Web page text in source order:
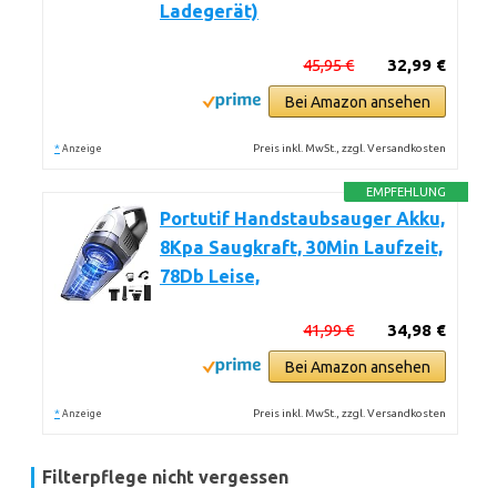
Ladegerät)
32,99 €
45,95 €
Bei Amazon ansehen
* Anzeige Preis inkl. MwSt., zzgl. Versandkosten
EMPFEHLUNG
Portutif Handstaubsauger Akku,
8Kpa Saugkraft, 30Min Laufzeit,
78Db Leise,
34,98 €
41,99 €
Bei Amazon ansehen
* Anzeige Preis inkl. MwSt., zzgl. Versandkosten
Filterpflege nicht vergessen